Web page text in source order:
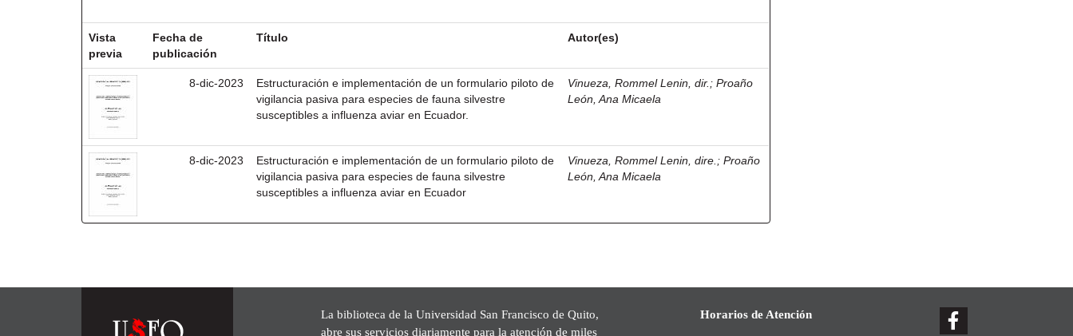
Vista
previa
Fecha de
publicación
Título Autor(es)
8-dic-2023
Estructuración e implementación de un formulario piloto de
vigilancia pasiva para especies de fauna silvestre
susceptibles a influenza aviar en Ecuador.
Vinueza, Rommel Lenin, dir. ;Proaño
León, Ana Micaela
8-dic-2023
Estructuración e implementación de un formulario piloto de
vigilancia pasiva para especies de fauna silvestre
susceptibles a influenza aviar en Ecuador
Vinueza, Rommel Lenin, dire. ;Proaño
León, Ana Micaela
La biblioteca de la Universidad San Francisco de Quito,
abre sus servicios diariamente para la atención de miles
Horarios de Atención